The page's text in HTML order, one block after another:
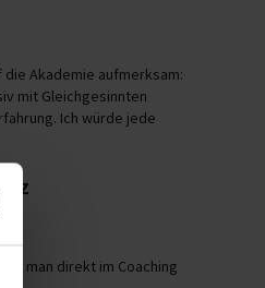
die Akademie aufmerksam:
mit Gleichgesinnten
Ich würde jede
man direkt im Coaching